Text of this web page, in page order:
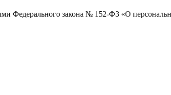
Федерального закона № 152-ФЗ «О